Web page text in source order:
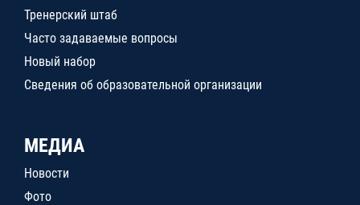
Тренерский штаб
Часто задаваемые вопросы
Новый набор
Сведения об образовательной организации
МЕДИА
Новости
Фото